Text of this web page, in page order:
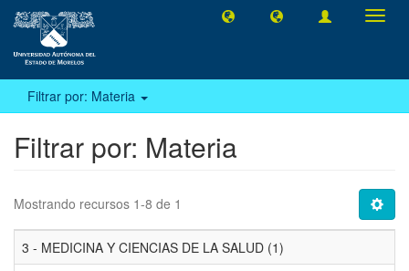
Filtrar por: Materia
Filtrar por: Materia
Mostrando recursos 1-8 de 1
3 - MEDICINA Y CIENCIAS DE LA SALUD (1)